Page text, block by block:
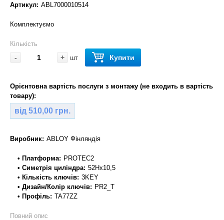
Артикул: ABL7000010514
Комплектуємо
Кількість
- + шт Купити
Орієнтовна вартість послуги з монтажу (не входить в вартість
товару):
від 510,00 грн.
Виробник: ABLOY Фінляндія
• Платформа: PROTEC2
• Симетрія циліндра: 52Hx10,5
• Кількість ключів: 3KEY
• Дизайн/Колір ключів: PR2_T
• Профіль: TA77ZZ
Повний опис